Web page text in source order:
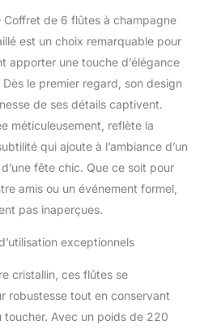
Coffret de 6 flûtes à champagne
est un choix remarquable pour
apporter une touche d’élégance
le premier regard, son design
de ses détails captivent.
méticuleusement, reflète la
qui ajoute à l’ambiance d’un
fête chic. Que ce soit pour
amis ou un événement formel,
pas inaperçues.
exceptionnels
cristallin, ces flûtes se
robustesse tout en conservant
toucher. Avec un poids de 220